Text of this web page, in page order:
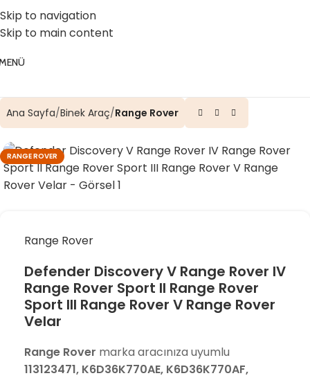
Skip to navigation
Skip to main content
☎️ 0 (224) 504 74 45
Ana Sayfa Binek Araç Range Rover
RANGE ROVER
Range Rover
Defender Discovery V Range Rover IV
Range Rover Sport II Range Rover
Sport III Range Rover V Range Rover
Velar
Range Rover marka aracınıza uyumlu
113123471, K6D36K770AE, K6D36K770AF,